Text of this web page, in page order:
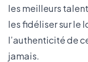
les meilleurs
les fidéliser sur le
l’authenticité de
jamais.